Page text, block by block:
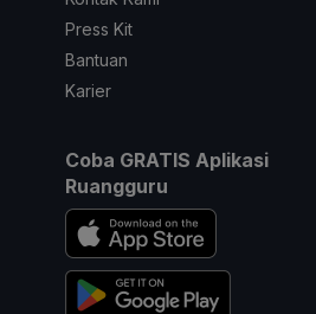
Press Kit
Bantuan
Karier
Coba GRATIS Aplikasi
Ruangguru